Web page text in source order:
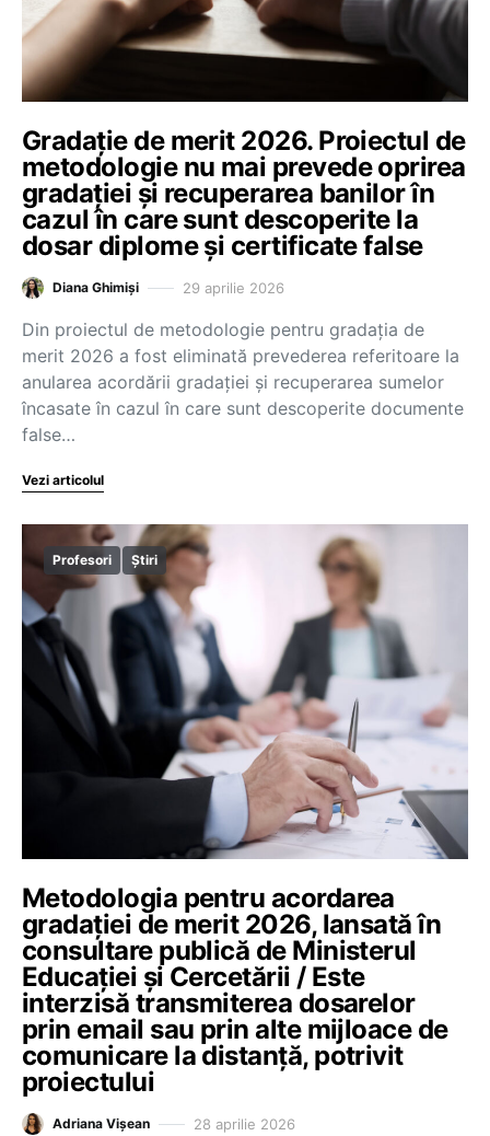
Gradație de merit 2026. Proiectul de
metodologie nu mai prevede oprirea
gradației și recuperarea banilor în
cazul în care sunt descoperite la
dosar diplome și certificate false
Diana Ghimiși 29 aprilie 2026
Din proiectul de metodologie pentru gradația de
merit 2026 a fost eliminată prevederea referitoare la
anularea acordării gradației și recuperarea sumelor
încasate în cazul în care sunt descoperite documente
false…
Vezi articolul
Profesori Știri
Metodologia pentru acordarea
gradației de merit 2026, lansată în
consultare publică de Ministerul
Educației și Cercetării / Este
interzisă transmiterea dosarelor
prin email sau prin alte mijloace de
comunicare la distanță, potrivit
proiectului
Adriana Vișean 28 aprilie 2026